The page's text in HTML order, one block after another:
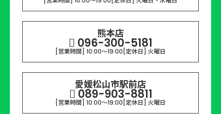
熊本店
096-300-5181
[営業時間] 10:00～19:00 [定休日] 火曜日
愛媛松山市駅前店
089-903-8811
[営業時間] 10:00～19:00 [定休日] 火曜日